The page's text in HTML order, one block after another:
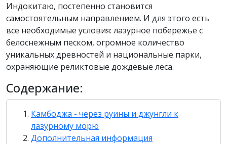
Индокитаю, постепенно становится
самостоятельным направлением. И для этого есть
все необходимые условия: лазурное побережье с
белоснежным песком, огромное количество
уникальных древностей и национальные парки,
охраняющие реликтовые дождевые леса.
Содержание:
Камбоджа - через руины и джунгли к
лазурному морю
Дополнительная информация